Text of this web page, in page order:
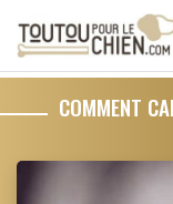
COMMENT